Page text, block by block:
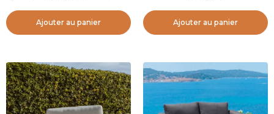
Ajouter au panier Ajouter au panier